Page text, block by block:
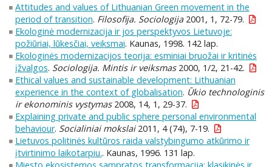
Attitudes and values of Lithuanian Green movement in the
period of transition. Filosofija. Sociologija2001, 1, 72-79.
Ekologinė modernizacija ir jos perspektyvos Lietuvoje:
požiūriai, lūkesčiai, veiksmai. Kaunas, 1998. 142 lap.
Ekologinės modernizacijos teorija: esminiai bruožai ir kritinės
įžvalgos. Sociologija. Mintis ir veiksmas2000, 1/2, 21-42.
Ethical values and sustainable development: Lithuanian
experience in the context of globalisation. Ūkio technologinis
ir ekonominis vystymas2008, 14, 1, 29-37.
Explaining private and public sphere personal environmental
behaviour. Socialiniai mokslai2011, 4 (74), 7-19.
Lietuvos politinės kultūros raida valstybingumo atkūrimo ir
įtvirtinimo laikotarpiu.. Kaunas, 1996. 131 lap.